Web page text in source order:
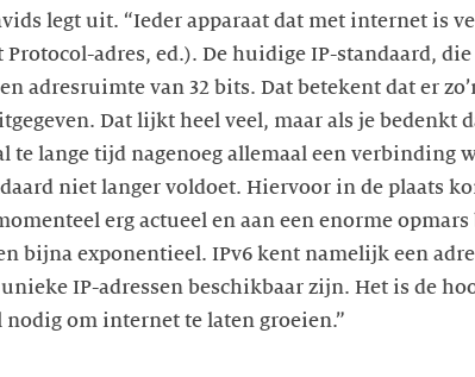
legt uit. “Ieder apparaat dat met internet is
adres, ed.). De huidige IP-standaard, die
adresruimte van 32 bits. Dat betekent dat er
Dat lijkt heel veel, maar als je bedenkt
te lange tijd nagenoeg allemaal een verbinding
niet langer voldoet. Hiervoor in de plaats
erg actueel en aan een enorme
bijna exponentieel. IPv6 kent namelijk een
IP-adressen beschikbaar zijn. Het is de
nodig om internet te laten groeien.”